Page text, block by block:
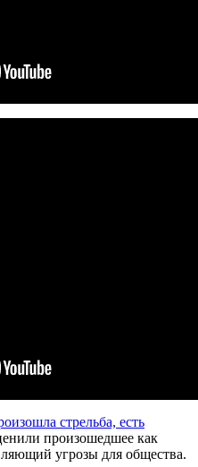
стрельба, есть
произошедшее как
угрозы для общества.